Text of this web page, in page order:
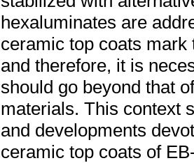
hexaluminates are
ceramic top coats
and therefore, it is
should go beyond that
materials. This context
and developments
ceramic top coats of